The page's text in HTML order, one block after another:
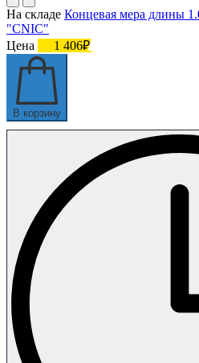
На складе Концевая мера длины
"CNIC"
Цена
1 406₽
В корзину